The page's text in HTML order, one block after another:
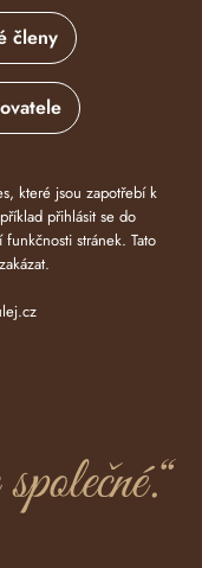
členy
které jsou zapotřebí k
přihlásit se do
stránek. Tato
.